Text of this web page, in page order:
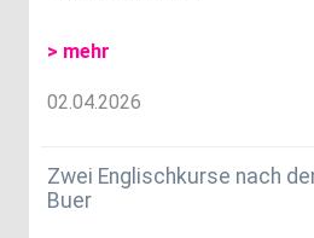
> mehr
02.04.2026
Zwei Englischkurse nach
Buer